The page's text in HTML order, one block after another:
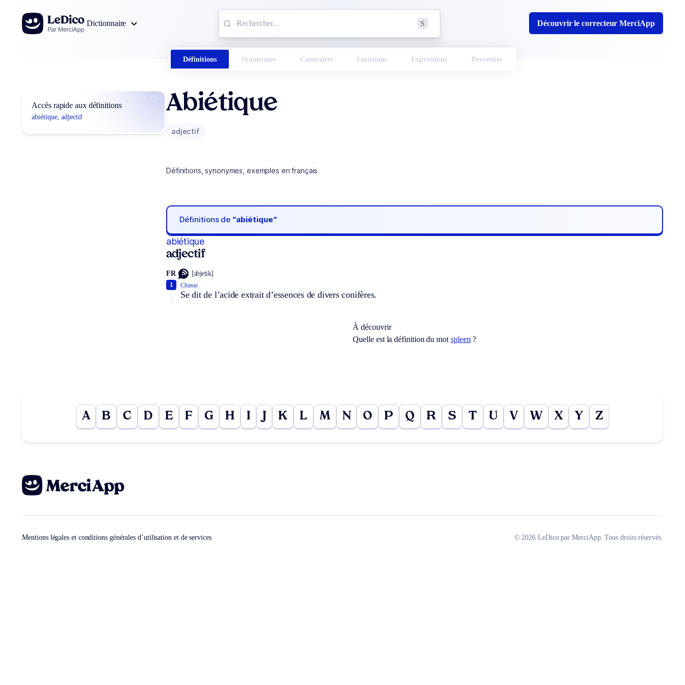
Aller au contenu
Dictionnaire
S Découvrir le correcteur MerciApp
Définitions Synonymes Contraires Locutions Expressions Proverbes
Accès rapide aux définitions
abiétique, adjectif
Abiétique
adjectif
Définitions, synonymes, exemples en français
Définitions de “abiétique“
abiétique
adjectif
FR [abjetik]
Chimie.
Se dit de l’acide extrait d’essences de divers conifères.
1
À découvrir
Quelle est la définition du mot spleen ?
A B C D E F G H I K L M N O P Q R S T U V W X Y Z
Mentions légales et conditions générales d’utilisation et de services © 2026 LeDico par MerciApp. Tous droits réservés.